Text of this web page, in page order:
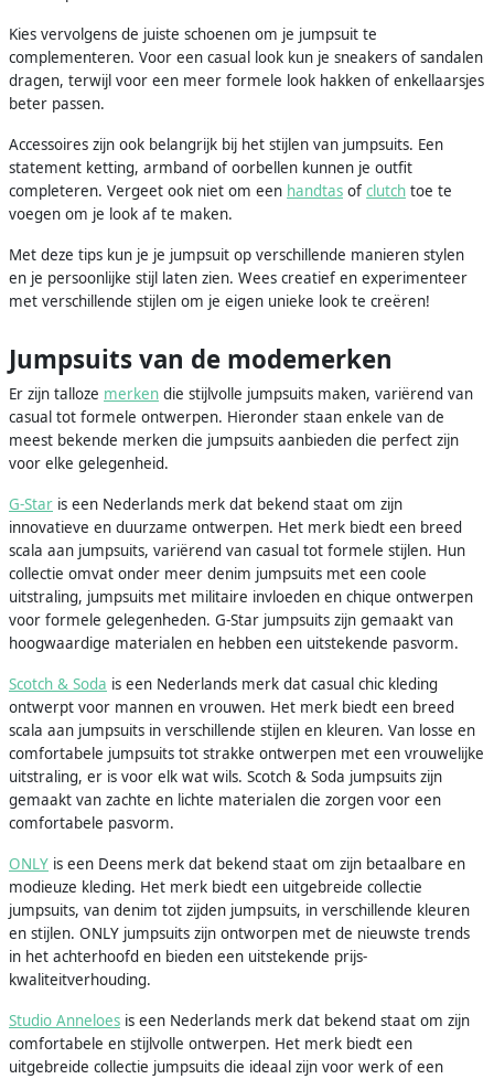
Kies vervolgens de juiste schoenen om je jumpsuit te
complementeren. Voor een casual look kun je sneakers of sandalen
dragen, terwijl voor een meer formele look hakken of enkellaarsjes
beter passen.
Accessoires zijn ook belangrijk bij het stijlen van jumpsuits. Een
statement ketting, armband of oorbellen kunnen je outfit
completeren. Vergeet ook niet om een handtas of clutch toe te
voegen om je look af te maken.
Met deze tips kun je je jumpsuit op verschillende manieren stylen
en je persoonlijke stijl laten zien. Wees creatief en experimenteer
met verschillende stijlen om je eigen unieke look te creëren!
Jumpsuits van de modemerken
Er zijn talloze merken die stijlvolle jumpsuits maken, variërend van
casual tot formele ontwerpen. Hieronder staan enkele van de
meest bekende merken die jumpsuits aanbieden die perfect zijn
voor elke gelegenheid.
G-Star is een Nederlands merk dat bekend staat om zijn
innovatieve en duurzame ontwerpen. Het merk biedt een breed
scala aan jumpsuits, variërend van casual tot formele stijlen. Hun
collectie omvat onder meer denim jumpsuits met een coole
uitstraling, jumpsuits met militaire invloeden en chique ontwerpen
voor formele gelegenheden. G-Star jumpsuits zijn gemaakt van
hoogwaardige materialen en hebben een uitstekende pasvorm.
Scotch & Soda is een Nederlands merk dat casual chic kleding
ontwerpt voor mannen en vrouwen. Het merk biedt een breed
scala aan jumpsuits in verschillende stijlen en kleuren. Van losse en
comfortabele jumpsuits tot strakke ontwerpen met een vrouwelijke
uitstraling, er is voor elk wat wils. Scotch & Soda jumpsuits zijn
gemaakt van zachte en lichte materialen die zorgen voor een
comfortabele pasvorm.
ONLY is een Deens merk dat bekend staat om zijn betaalbare en
modieuze kleding. Het merk biedt een uitgebreide collectie
jumpsuits, van denim tot zijden jumpsuits, in verschillende kleuren
en stijlen. ONLY jumpsuits zijn ontworpen met de nieuwste trends
in het achterhoofd en bieden een uitstekende prijs-
kwaliteitverhouding.
Studio Anneloes is een Nederlands merk dat bekend staat om zijn
comfortabele en stijlvolle ontwerpen. Het merk biedt een
uitgebreide collectie jumpsuits die ideaal zijn voor werk of een